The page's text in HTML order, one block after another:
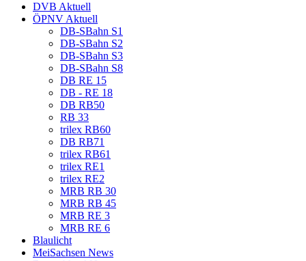
DVB Aktuell
ÖPNV Aktuell
DB-SBahn S1
DB-SBahn S2
DB-SBahn S3
DB-SBahn S8
DB RE 15
DB - RE 18
DB RB50
RB 33
trilex RB60
DB RB71
trilex RB61
trilex RE1
trilex RE2
MRB RB 30
MRB RB 45
MRB RE 3
MRB RE 6
Blaulicht
MeiSachsen News